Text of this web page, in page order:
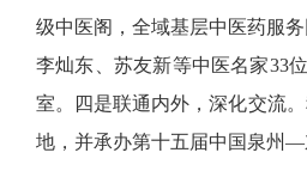
级中医阁，全域基层中医药服
李灿东、苏友新等中医名家33
室。四是联通内外，深化交流
地，并承办第十五届中国泉州—